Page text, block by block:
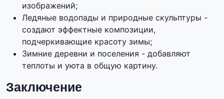
изображений;
Ледяные водопады и природные скульптуры -
создают эффектные композиции,
подчеркивающие красоту зимы;
Зимние деревни и поселения - добавляют
теплоты и уюта в общую картину.
Заключение